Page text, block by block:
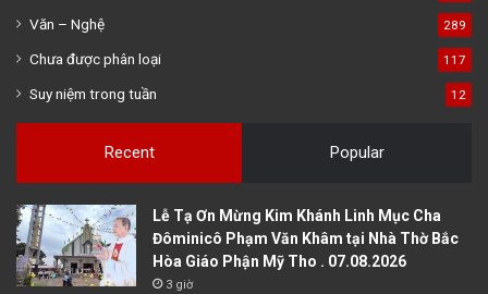
Văn – Nghệ 289
Chưa được phân loại 117
Suy niệm trong tuần 12
Recent Popular
Lễ Tạ Ơn Mừng Kim Khánh Linh Mục Cha
Đôminicô Phạm Văn Khâm tại Nhà Thờ Bắc
Hòa Giáo Phận Mỹ Tho . 07.08.2026
3 giờ